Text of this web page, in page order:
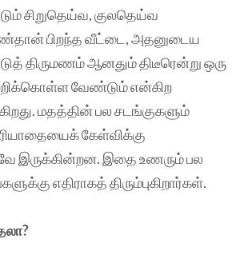
சிறுதெய்வ, குலதெய்வ
பிறந்த வீட்டை, அதனுடைய
திருமணம் ஆனதும் திடீரென்று ஒரு
வேண்டும் என்கிற
மதத்தின் பல சடங்குகளும்
கேள்விக்கு
இருக்கின்றன. இதை உணரும் பல
எதிராகத் திரும்புகிறார்கள்.